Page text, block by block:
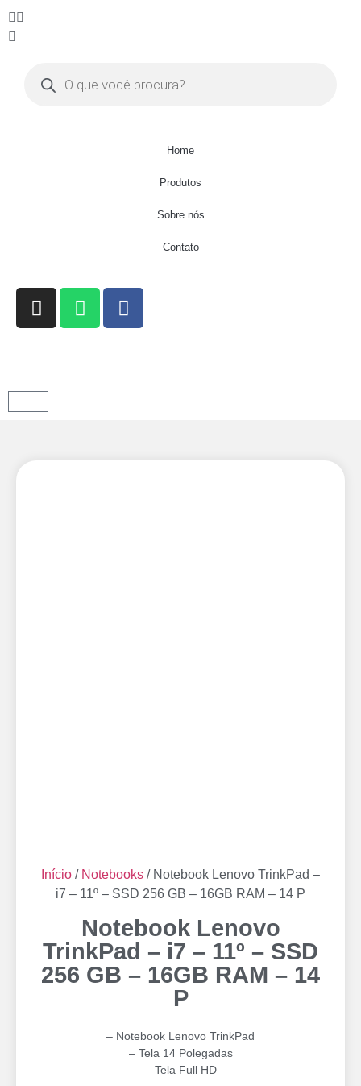
Home
Produtos
Sobre nós
Contato
Início / Notebooks / Notebook Lenovo TrinkPad –
i7 – 11º – SSD 256 GB – 16GB RAM – 14 P
Notebook Lenovo
TrinkPad – i7 – 11º – SSD
256 GB – 16GB RAM – 14
P
– Notebook Lenovo TrinkPad
– Tela 14 Polegadas
– ⁠Tela Full HD